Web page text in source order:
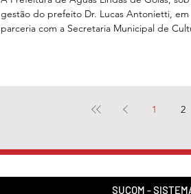
gestão do prefeito Dr. Lucas Antonietti, em
parceria com a Secretaria Municipal de
Campeonato Municipal de Quadrilhas
competição, que percorrerá diversas
1 2
SUCOM -